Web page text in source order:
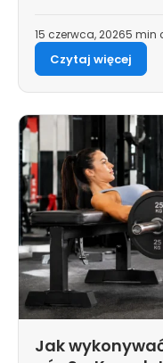
15 czerwca, 20265 min
Czytaj więcej
Jak